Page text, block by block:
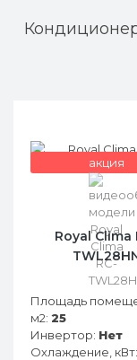
акция
Royal Clima
Площадь
м2: 25
Инвертор: Нет
Охлаждение, кВт: